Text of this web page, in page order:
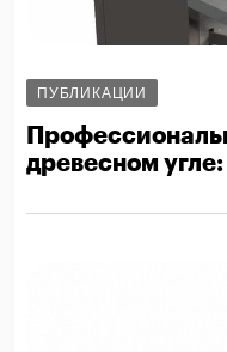
ПУБЛИКАЦИИ
древесном